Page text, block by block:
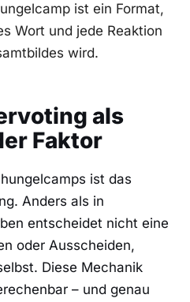
ist ein Format,
Wort und jede Reaktion
wird.
als
Faktor
ist das
Anders als in
entscheidet nicht eine
oder Ausscheiden,
Diese Mechanik
– und genau